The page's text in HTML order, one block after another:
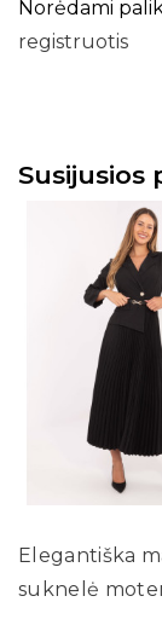
Norėdami
registruotis
Susijusios
Elegantiška
suknelė